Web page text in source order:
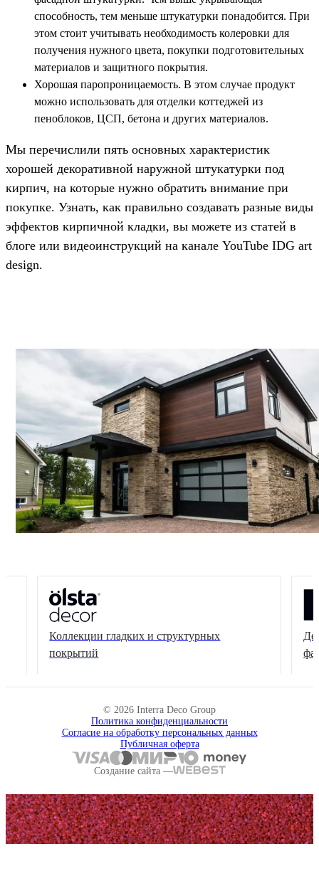
способность, тем меньше штукатурки понадобится. При
этом стоит учитывать необходимость колеровки для
получения нужного цвета, покупки подготовительных
материалов и защитного покрытия.
Хорошая паропроницаемость. В этом случае продукт
можно использовать для отделки коттеджей из
пеноблоков, ЦСП, бетона и других материалов.
Мы перечислили пять основных характеристик
хорошей декоративной наружной штукатурки под
кирпич, на которые нужно обратить внимание при
покупке. Узнать, как правильно создавать разные виды
эффектов кирпичной кладки, вы можете из статей в
блоге или видеоинструкций на канале YouTube IDG art
design.
Коллекции гладких и структурных
покрытий
© 2026 Interra Deco Group
Политика конфиденциальности
Согласие на обработку персональных данных
Публичная оферта
Создание сайта —